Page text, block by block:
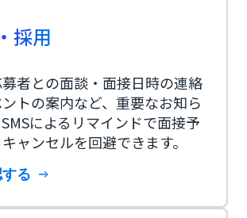
採用
者との面談・面接日時の連絡
トの案内など、重要なお知ら
によるリマインドで面接予
ャンセルを回避できます。
する